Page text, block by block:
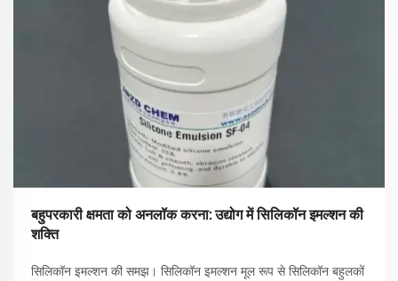
बहुपरकारी क्षमता को अनलॉक करना: उद्योग में सिलिकॉन इमल्शन की
शक्ति
सिलिकॉन इमल्शन की समझ। सिलिकॉन इमल्शन मूल रूप से सिलिकॉन बहुलकों